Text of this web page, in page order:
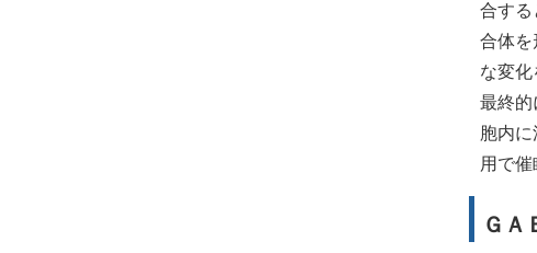
合する
合体を
な変化
最終的
胞内
用で
ＧＡ